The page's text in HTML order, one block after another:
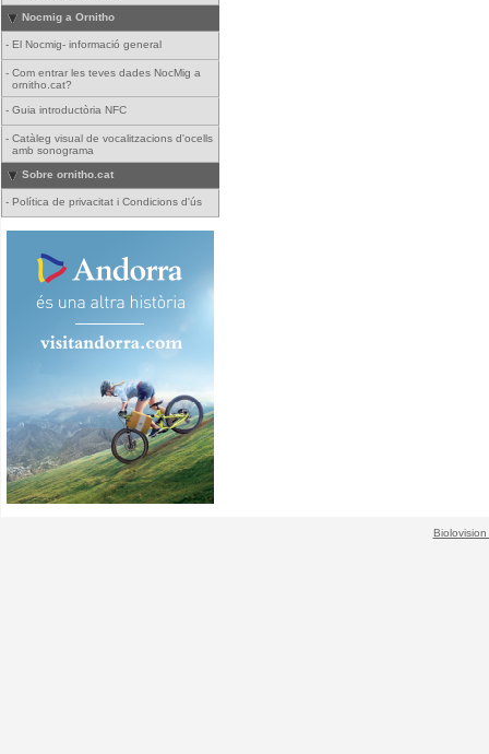
Nocmig a Ornitho
- El Nocmig- informació general
- Com entrar les teves dades NocMig a
ornitho.cat?
- Guia introductòria NFC
- Catàleg visual de vocalitzacions d'ocells
amb sonograma
Sobre ornitho.cat
- Política de privacitat i Condicions d'ús
Biolovision